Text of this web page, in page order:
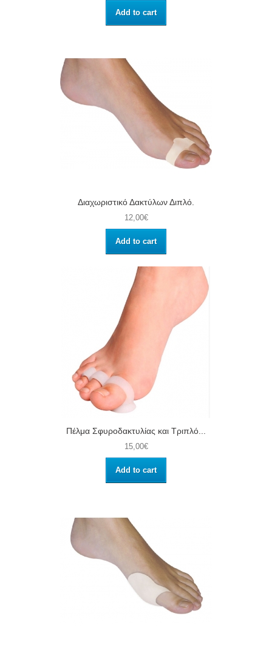
Add to cart
Διαχωριστικό Δακτύλων Διπλό.
12,00€
Add to cart
Πέλμα Σφυροδακτυλίας και Τριπλό...
15,00€
Add to cart